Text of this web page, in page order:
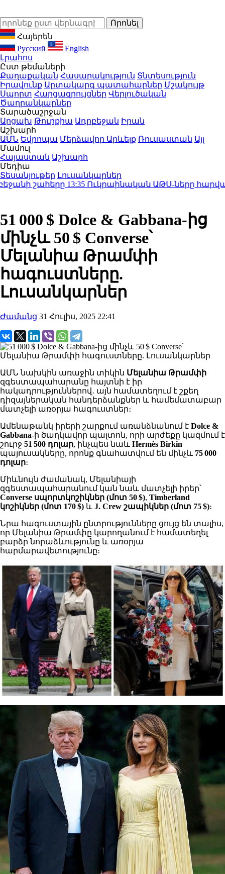
Հայերեն
Русский
English
Լրահոս
Ըստ թեմաների
Քաղաքական Հասարակություն Տնտեսություն
Իրավունք Արտակարգ պատահարներ Մշակույթ
Սպորտ Հարցազրույցներ Վերլուծական
Ծաղրանկարներ
Տարածաշրջան
Արցախ Թուրքիա Ադրբեջան Իրան
Աշխարհ
ԱՄՆ Եվրոպա Մերձավոր Արևելք Ռուսաստան Այլ
Մամուլ
Հայաստան Աշխարհ
Մեդիա
Տեսանյութեր Լուսանկարներ
շահերը13:35Ուկրաինական ԱԹՍ-ները հարվածել են
51 000 $ Dolce & Gabbana-ից
մինչև 50 $ Converse՝
Մելանիա Թրամփի
հագուստները.
Լուսանկարներ
Ժամանց 31 Հուլիս, 2025 22:41
ԱՄՆ նախկին առաջին տիկին Մելանիա Թրամփի
զգեստապահարանը հայտնի է իր
հակադրություններով․ այն համատեղում է շքեղ
դիզայներական հանդերձանքներ և համեմատաբար
մատչելի առօրյա հագուստներ։
Ամենաթանկ իրերի շարքում առանձնանում է Dolce &
Gabbana-ի ծաղկավոր պալտոն, որի արժեքը կազմում է
շուրջ 51 500 դոլար, ինչպես նաև Hermès Birkin
պայուսակները, որոնք գնահատվում են մինչև 75 000
դոլար։
Միևնույն ժամանակ, Մելանիայի
զգեստապահարանում կան նաև մատչելի իրեր՝
Converse սպորտկոշիկներ (մոտ 50 $), Timberland
կոշիկներ (մոտ 170 $) և J. Crew շապիկներ (մոտ 75 $)։
Նրա հագուստային ընտրությունները ցույց են տալիս,
որ Մելանիա Թրամփը կարողանում է համատեղել
բարձր նորաձևությունը և առօրյա
հարմարավետությունը։